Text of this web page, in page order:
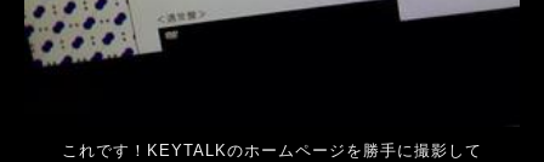
これです！KEYTALKのホームページを勝手に撮影して